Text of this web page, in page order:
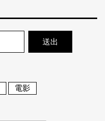
English
電影